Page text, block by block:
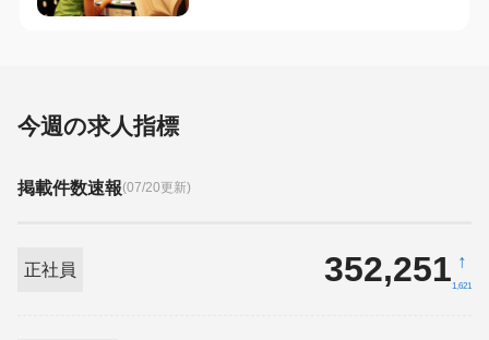
今週の求人指標
掲載件数速報(07/20更新)
正社員 352,251 ↑
1,621